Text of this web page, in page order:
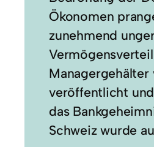
Ökonomen
zunehmend
Managergehälter
veröffentlicht
das
Schweiz wurde